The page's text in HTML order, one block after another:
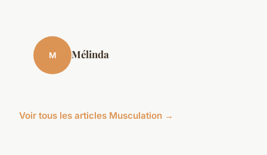
M Mélinda
Voir tous les articles Musculation →